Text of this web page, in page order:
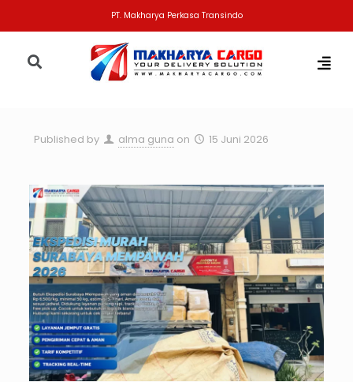
PT. Makharya Perkasa Transindo
Published by alma guna on 15 Juni 2026